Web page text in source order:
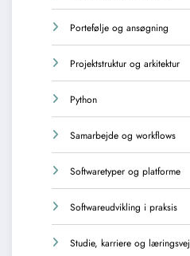
Portefølje og ansøgning
Projektstruktur og arkitektur
Python
Samarbejde og workflows
Softwaretyper og platforme
Softwareudvikling i praksis
Studie, karriere og læringsvej